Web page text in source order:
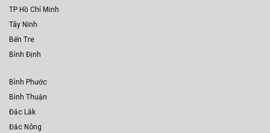
TP Hồ Chí Minh
Tây Ninh
Bến Tre
Bình Định
Bình Phước
Bình Thuận
Đắc Lắk
Đắc Nông